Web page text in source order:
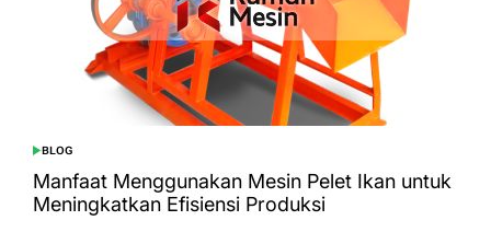
POSTED
IN
BLOG
Manfaat Menggunakan Mesin Pelet Ikan untuk
Meningkatkan Efisiensi Produksi